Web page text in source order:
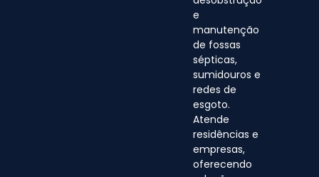
e
manutenção
de fossas
sépticas,
sumidouros e
redes de
esgoto.
Atende
residências e
empresas,
oferecendo